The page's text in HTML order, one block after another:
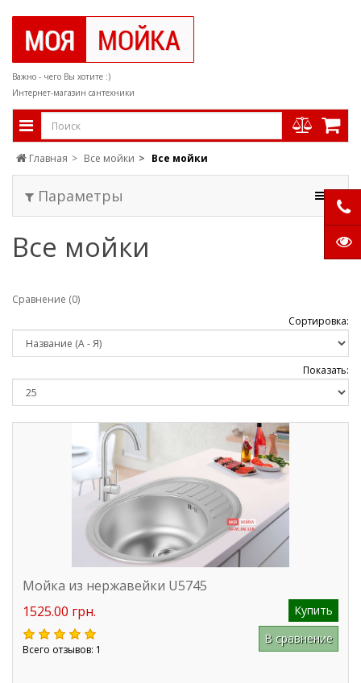
Важно - чего Вы хотите :)
Интернет-магазин сантехники
Главная Все мойки Все мойки
Параметры
Все мойки
Сравнение (0)
Сортировка:
Показать:
Мойка из нержавейки U5745
1525.00 грн.
Купить
Всего отзывов: 1
В сравнение